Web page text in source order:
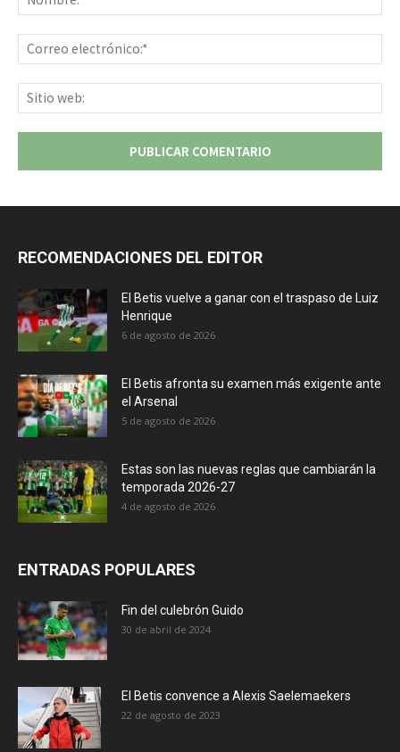
RECOMENDACIONES DEL EDITOR
El Betis vuelve a ganar con el traspaso de Luiz
Henrique
6 de agosto de 2026
El Betis afronta su examen más exigente ante
el Arsenal
5 de agosto de 2026
Estas son las nuevas reglas que cambiarán la
temporada 2026-27
4 de agosto de 2026
ENTRADAS POPULARES
Fin del culebrón Guido
30 de abril de 2024
El Betis convence a Alexis Saelemaekers
22 de agosto de 2023